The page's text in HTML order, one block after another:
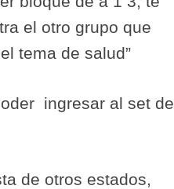
el otro grupo que
tema de salud”
ingresar al set de
de otros estados,